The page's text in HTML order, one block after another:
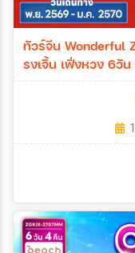
ทัวร์จีน Wonderful
รงเจิ้น เฟิ่งหวง 6วั